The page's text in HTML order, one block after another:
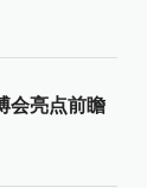
会亮点前瞻